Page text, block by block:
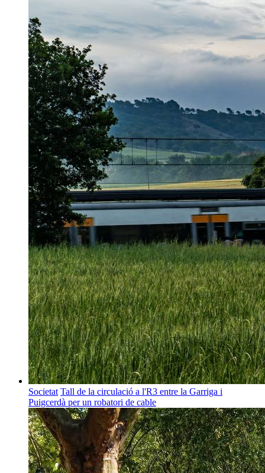
Societat Tall de la circulació a l'R3 entre la Garriga i
Puigcerdà per un robatori de cable